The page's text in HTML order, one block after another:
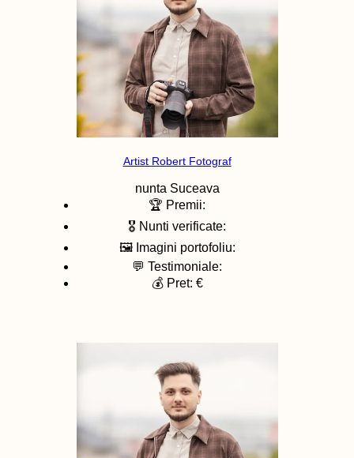
Artist Robert Fotograf
nunta Suceava
🏆 Premii:
🎖️ Nunti verificate:
🖼️ Imagini portofoliu:
💬 Testimoniale:
💰 Pret: €